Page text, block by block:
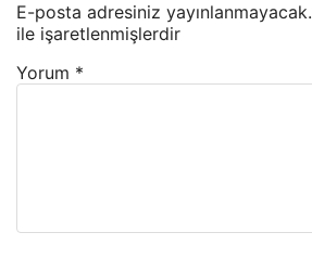
E-posta adresiniz yayınlanmayacak.
ile işaretlenmişlerdir
Yorum *